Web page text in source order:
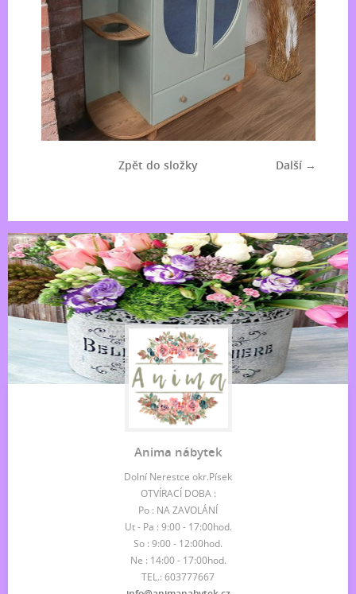
Další →
Zpět do složky
Anima nábytek
Dolní Nerestce okr.Písek
OTVÍRACÍ DOBA :
Po : NA ZAVOLÁNÍ
Ut - Pa : 9:00 - 17:00hod.
So : 9:00 - 12:00hod.
Ne : 14:00 - 17:00hod.
TEL.: 603777667